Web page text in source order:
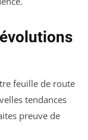
feuille de route
tendances
preuve de